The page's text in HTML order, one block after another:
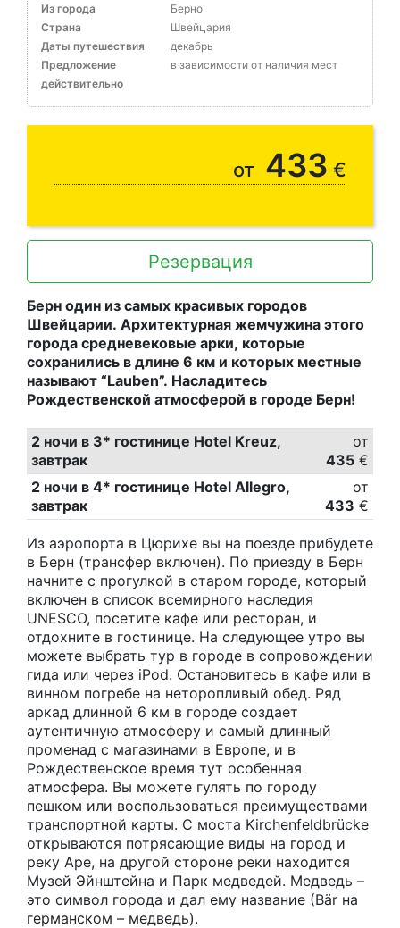
Из города
Берно
Страна
Швейцария
Даты путешествия
декабрь
Предложение
действительно
в зависимости от наличия мест
от 433 €
Резервация
Берн один из самых красивых городов
Швейцарии. Архитектурная жемчужина этого
города средневековые арки, которые
сохранились в длине 6 км и которых местные
называют “Lauben”. Насладитесь
Рождественской атмосферой в городе Берн!
2 ночи в 3* гостинице Hotel Kreuz,
завтрак
от
435 €
2 ночи в 4* гостинице Hotel Allegro,
завтрак
от
433 €
Из аэропорта в Цюрихе вы на поезде прибудете
в Берн (трансфер включен). По приезду в Берн
начните с прогулкой в старом городе, который
включен в список всемирного наследия
UNESCO, посетите кафе или ресторан, и
отдохните в гостинице. На следующее утро вы
можете выбрать тур в городе в сопровождении
гида или через iPod. Остановитесь в кафе или в
винном погребе на неторопливый обед. Ряд
аркад длинной 6 км в городе создает
аутентичную атмосферу и самый длинный
променад с магазинами в Европе, и в
Рождественское время тут особенная
атмосфера. Вы можете гулять по городу
пешком или воспользоваться преимуществами
транспортной карты. С моста Kirchenfeldbrücke
открываются потрясающие виды на город и
реку Аре, на другой стороне реки находится
Музей Эйнштейна и Парк медведей. Медведь –
это символ города и дал ему название (Bär на
германском – медведь).